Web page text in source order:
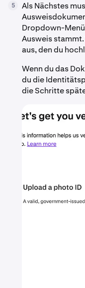
5
Als Nächstes
Dropdown-
Ausweis
aus, den du
Wenn du das
du die
die Schritte